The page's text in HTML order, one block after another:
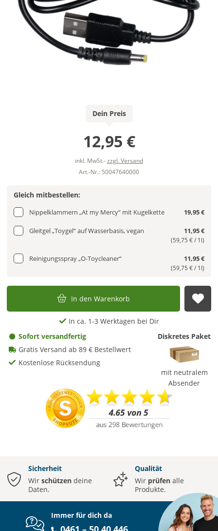
Dein Preis
12,95 €
inkl. MwSt.-zzgl. Versand
Art.-Nr.: 50047640000
Gleich mitbestellen:
Nippelklammern „At my Mercy“ mit Kugelkette 19,95 €
Gleitgel „Toygel“ auf Wasserbasis, vegan 11,95 €
(59,75 € / 1l)
Reinigungsspray „O-Toycleaner“ 11,95 €
(59,75 € / 1l)
In den Warenkorb
In ca. 1-3 Werktagen bei Dir
Sofort versandfertig
Gratis Versand ab 89 € Bestellwert
Kostenlose Rücksendung
Diskretes Paket
mit neutralem
Absender
Sicherheit
Wir schützen deine
Daten.
Qualität
Wir prüfen alle
Produkte.
Immer für dich da